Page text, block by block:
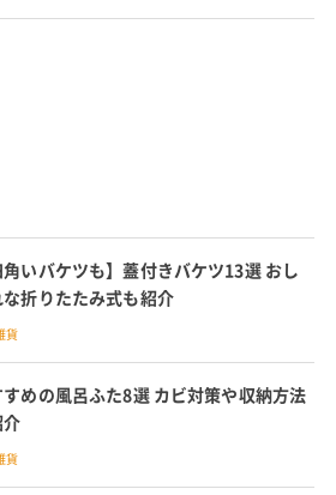
角いバケツも】蓋付きバケツ13選 おし
な折りたたみ式も紹介
貨
すめの風呂ふた8選 カビ対策や収納方法
貨